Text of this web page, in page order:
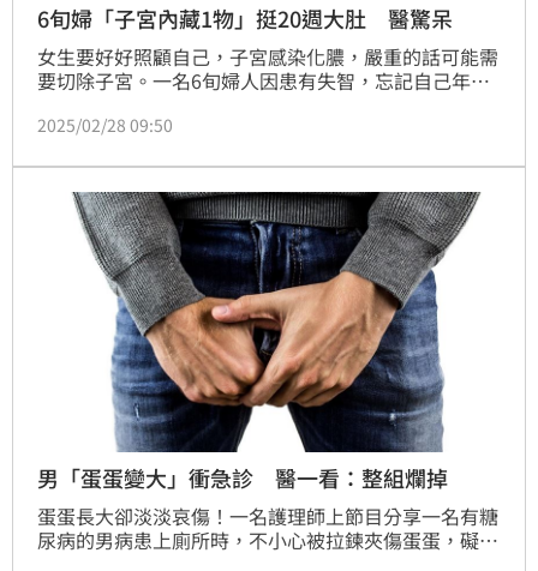
6旬婦「子宮內藏1物」挺20週大肚 醫驚呆
女生要好好照顧自己，子宮感染化膿，嚴重的話可能需
要切除子宮。一名6旬婦人因患有失智，忘記自己年輕
染而化膿，使她的腹部逐漸隆起，子宮脹大到像懷孕20
2025/02/28 09:50
男「蛋蛋變大」衝急診 醫一看：整組爛掉
蛋蛋長大卻淡淡哀傷！一名護理師上節目分享一名有糖
尿病的男病患上廁所時，不小心被拉鍊夾傷蛋蛋，礙於